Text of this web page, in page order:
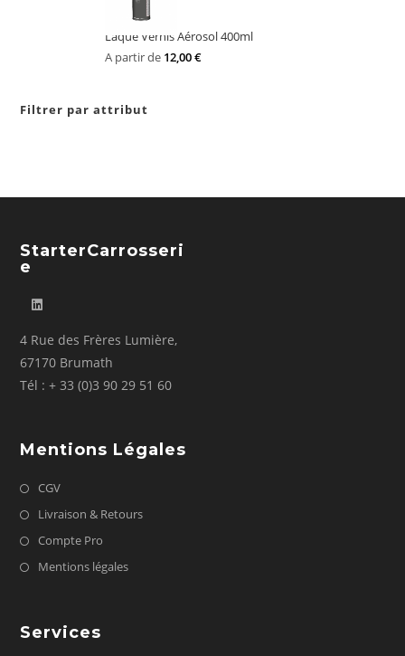
Laque Vernis Aérosol 400ml
A partir de 12,00€
Filtrer par attribut
StarterCarrosseri
E
4 Rue des Frères Lumière,
67170 Brumath
Tél : + 33 (0)3 90 29 51 60
Mentions Légales
CGV
Livraison & Retours
Compte Pro
Mentions légales
Services